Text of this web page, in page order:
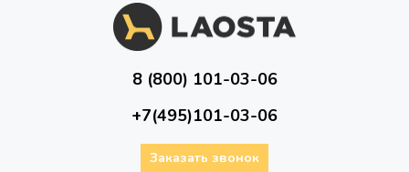
8 (800) 101-03-06
+7(495)101-03-06
Заказать звонок